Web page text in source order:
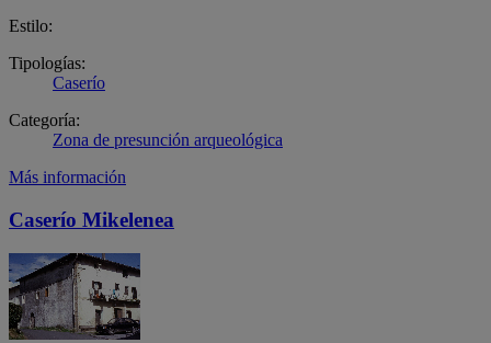
Estilo:
Tipologías:
Caserío
Categoría:
Zona de presunción arqueológica
Más información
Caserío Mikelenea